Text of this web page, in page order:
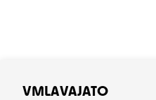
VMLAVAJATO